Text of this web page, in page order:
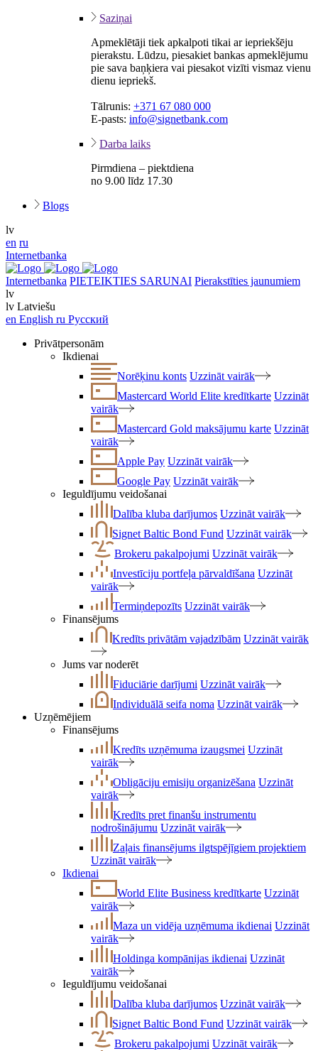
Saziņai
Apmeklētāji tiek apkalpoti tikai ar iepriekšēju
pierakstu. Lūdzu, piesakiet bankas apmeklējumu
pie sava baņķiera vai piesakot vizīti vismaz vienu
dienu iepriekš.
Tālrunis: +371 67 080 000
E-pasts: info@signetbank.com
Darba laiks
Pirmdiena – piektdiena
no 9.00 līdz 17.30
Blogs
lv
en ru
Internetbanka
Internetbanka PIETEIKTIES SARUNAI Pierakstīties jaunumiem
lv
lv Latviešu
en English ru Русский
Privātpersonām
Ikdienai
Norēķinu konts Uzzināt vairāk
Mastercard World Elite kredītkarte Uzzināt
vairāk
Mastercard Gold maksājumu karte Uzzināt
vairāk
Apple Pay Uzzināt vairāk
Google Pay Uzzināt vairāk
Ieguldījumu veidošanai
Dalība kluba darījumos Uzzināt vairāk
Signet Baltic Bond Fund Uzzināt vairāk
Brokeru pakalpojumi Uzzināt vairāk
Investīciju portfeļa pārvaldīšana Uzzināt
vairāk
Termiņdepozīts Uzzināt vairāk
Finansējums
Kredīts privātām vajadzībām Uzzināt vairāk
Jums var noderēt
Fiduciārie darījumi Uzzināt vairāk
Individuālā seifa noma Uzzināt vairāk
Uzņēmējiem
Finansējums
Kredīts uzņēmuma izaugsmei Uzzināt
vairāk
Obligāciju emisiju organizēšana Uzzināt
vairāk
Kredīts pret finanšu instrumentu
nodrošinājumu Uzzināt vairāk
Zaļais finansējums ilgtspējīgiem projektiem
Uzzināt vairāk
Ikdienai
World Elite Business kredītkarte Uzzināt
vairāk
Maza un vidēja uzņēmuma ikdienai Uzzināt
vairāk
Holdinga kompānijas ikdienai Uzzināt
vairāk
Ieguldījumu veidošanai
Dalība kluba darījumos Uzzināt vairāk
Signet Baltic Bond Fund Uzzināt vairāk
Brokeru pakalpojumi Uzzināt vairāk